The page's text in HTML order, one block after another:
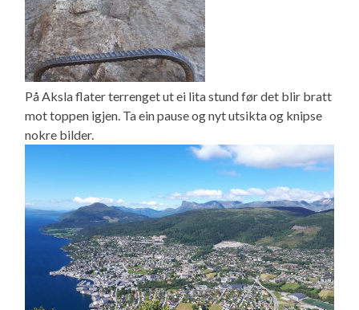
På Aksla flater terrenget ut ei lita stund før det blir bratt
mot toppen igjen. Ta ein pause og nyt utsikta og knipse
nokre bilder.